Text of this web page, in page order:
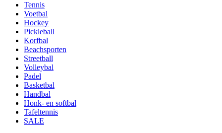
Tennis
Voetbal
Hockey
Pickleball
Korfbal
Beachsporten
Streetball
Volleybal
Padel
Basketbal
Handbal
Honk- en softbal
Tafeltennis
SALE